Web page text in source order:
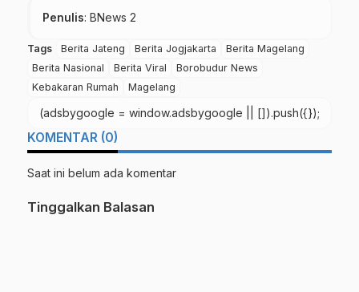
Penulis: BNews 2
Tags Berita Jateng Berita Jogjakarta
Berita Magelang
Berita Nasional
Berita Viral
Borobudur News
Kebakaran Rumah
Magelang
(adsbygoogle = window.adsbygoogle || []).push({});
KOMENTAR (0)
Saat ini belum ada komentar
Tinggalkan Balasan